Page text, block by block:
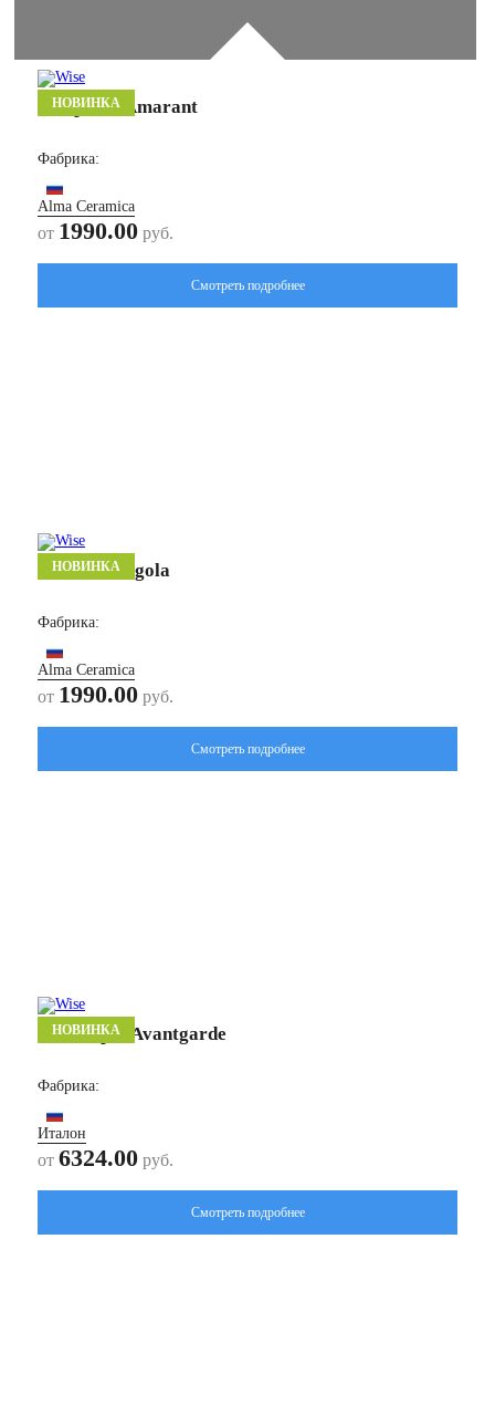
НОВИНКА
Амарант/ Amarant
Фабрика:
Alma Ceramica
от 1990.00 руб.
Смотреть подробнее
НОВИНКА
Ангола/ Angola
Фабрика:
Alma Ceramica
от 1990.00 руб.
Смотреть подробнее
НОВИНКА
Авангард/ Avantgarde
Фабрика:
Италон
от 6324.00 руб.
Смотреть подробнее